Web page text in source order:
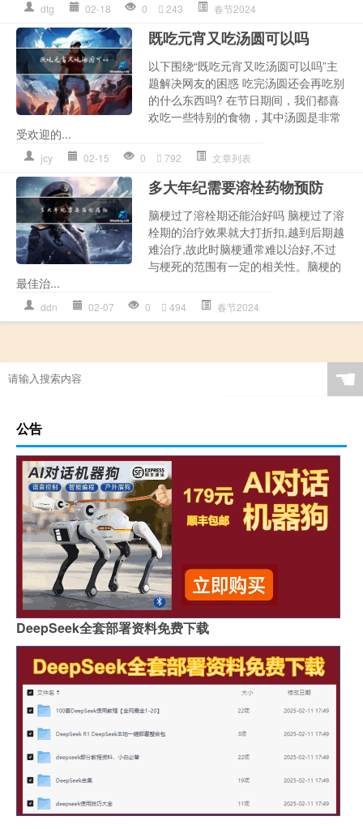
dtg 02-18 0 243 春节2024
既吃元宵又吃汤圆可以吗
以下围绕“既吃元宵又吃汤圆可以吗”主
题解决网友的困惑 吃完汤圆还会再吃别
的什么东西吗? 在节日期间，我们都喜
欢吃一些特别的食物，其中汤圆是非常
受欢迎的...
jcy 02-15 0 792 文章列表
多大年纪需要溶栓药物预防
脑梗过了溶栓期还能治好吗 脑梗过了溶
栓期的治疗效果就大打折扣,越到后期越
难治疗,故此时脑梗通常难以治好,不过
与梗死的范围有一定的相关性。脑梗的
最佳治...
ddn 02-07 0 494 春节2024
☚
公告
DeepSeek全套部署资料免费下载